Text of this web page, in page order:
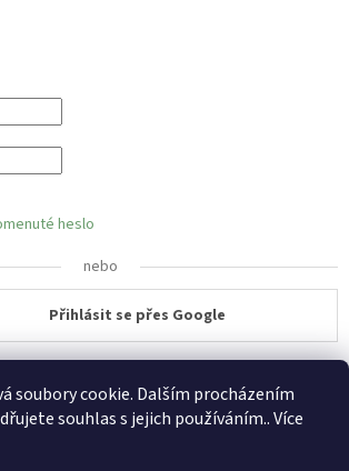
soubory cookie. Dalším procházením
souhlas s jejich používáním.. Více
heslo
nebo
Přihlásit se přes Google
CBD olej